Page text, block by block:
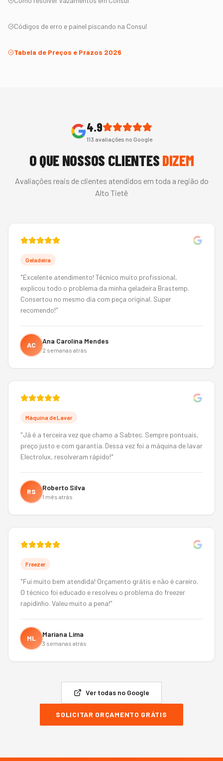
Códigos de erro e painel piscando na Consul
Tabela de Preços e Prazos 2026
4.9
113 avaliações no Google
O QUE NOSSOS CLIENTESDIZEM
Avaliações reais de clientes atendidos em toda a região do
Alto Tietê
Geladeira
"Excelente atendimento! Técnico muito profissional,
explicou todo o problema da minha geladeira Brastemp.
Consertou no mesmo dia com peça original. Super
recomendo!"
AC Ana Carolina Mendes
2 semanas atrás
Máquina de Lavar
"Já é a terceira vez que chamo a Sabtec. Sempre pontuais,
preço justo e com garantia. Dessa vez foi a máquina de lavar
Electrolux, resolveram rápido!"
RS Roberto Silva
1 mês atrás
Freezer
"Fui muito bem atendida! Orçamento grátis e não é careiro.
O técnico foi educado e resolveu o problema do freezer
rapidinho. Valeu muito a pena!"
ML Mariana Lima
3 semanas atrás
Ver todas no Google
SOLICITAR ORÇAMENTO GRÁTIS